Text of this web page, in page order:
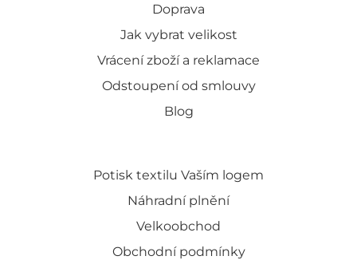
Doprava
Jak vybrat velikost
Vrácení zboží a reklamace
Odstoupení od smlouvy
Blog
Potisk textilu Vaším logem
Náhradní plnění
Velkoobchod
Obchodní podmínky